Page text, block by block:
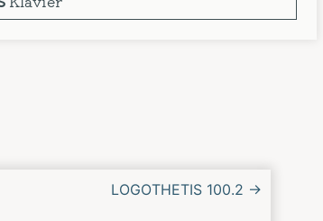
LOGOTHETIS 100.2 →